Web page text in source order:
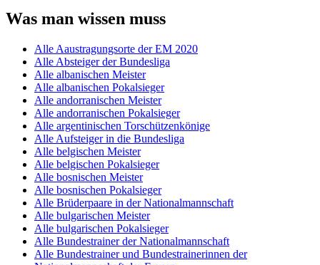
Was man wissen muss
Alle Aaustragungsorte der EM 2020
Alle Absteiger der Bundesliga
Alle albanischen Meister
Alle albanischen Pokalsieger
Alle andorranischen Meister
Alle andorranischen Pokalsieger
Alle argentinischen Torschützenkönige
Alle Aufsteiger in die Bundesliga
Alle belgischen Meister
Alle belgischen Pokalsieger
Alle bosnischen Meister
Alle bosnischen Pokalsieger
Alle Brüderpaare in der Nationalmannschaft
Alle bulgarischen Meister
Alle bulgarischen Pokalsieger
Alle Bundestrainer der Nationalmannschaft
Alle Bundestrainer und Bundestrainerinnen der